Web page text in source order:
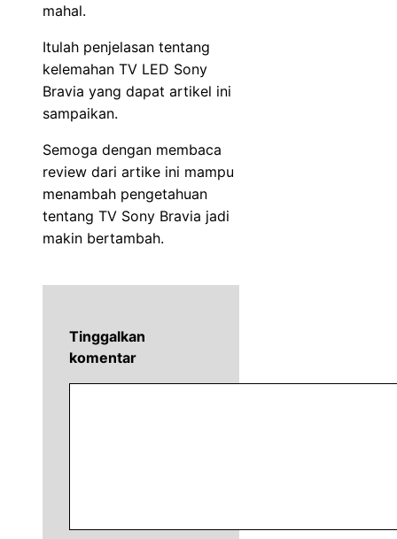
mahal.
Itulah penjelasan tentang
kelemahan TV LED Sony
Bravia yang dapat artikel ini
sampaikan.
Semoga dengan membaca
review dari artike ini mampu
menambah pengetahuan
tentang TV Sony Bravia jadi
makin bertambah.
Tinggalkan
komentar